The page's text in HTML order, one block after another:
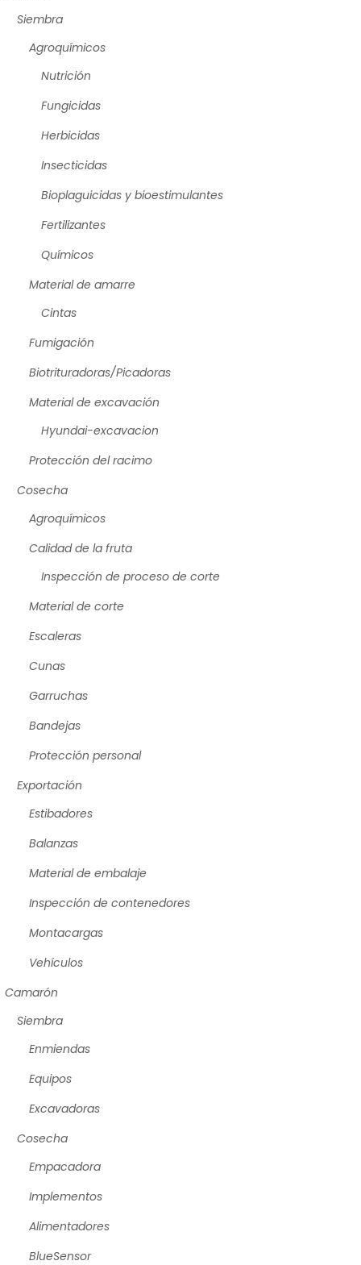
Siembra
Agroquímicos
Nutrición
Fungicidas
Herbicidas
Insecticidas
Bioplaguicidas y bioestimulantes
Fertilizantes
Químicos
Material de amarre
Cintas
Fumigación
Biotrituradoras/Picadoras
Material de excavación
Hyundai-excavacion
Protección del racimo
Cosecha
Agroquímicos
Calidad de la fruta
Inspección de proceso de corte
Material de corte
Escaleras
Cunas
Garruchas
Bandejas
Protección personal
Exportación
Estibadores
Balanzas
Material de embalaje
Inspección de contenedores
Montacargas
Vehículos
Camarón
Siembra
Enmiendas
Equipos
Excavadoras
Cosecha
Empacadora
Implementos
Alimentadores
BlueSensor